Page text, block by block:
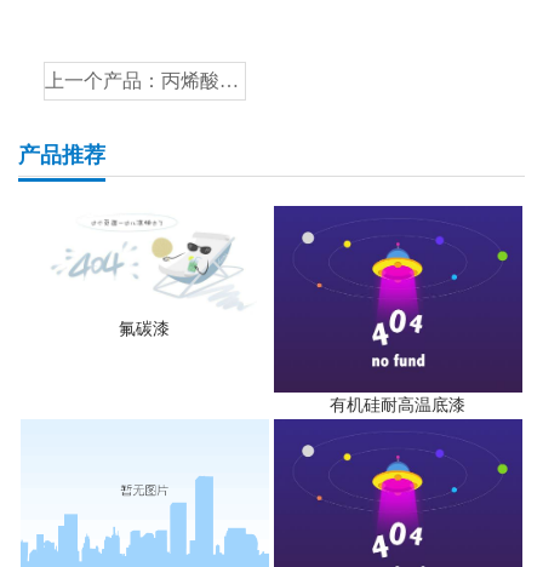
上一个产品： 丙烯酸聚氨酯底漆
产品推荐
氟碳漆
有机硅耐高温底漆